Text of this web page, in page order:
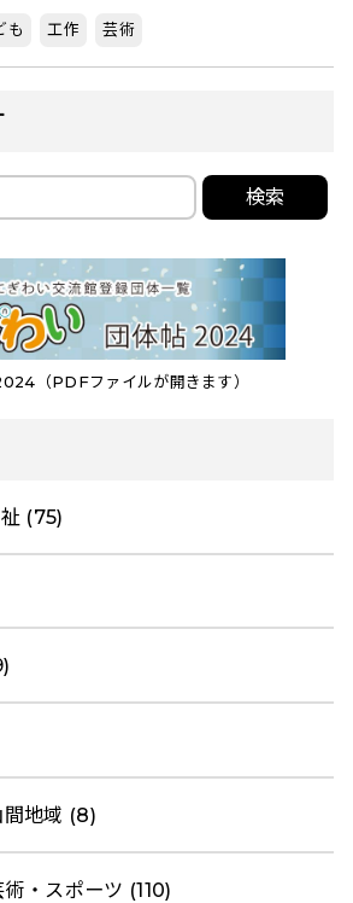
も 工作 芸術
検索
（PDFファイルが開きます）
(75)
地域 (8)
・スポーツ (110)